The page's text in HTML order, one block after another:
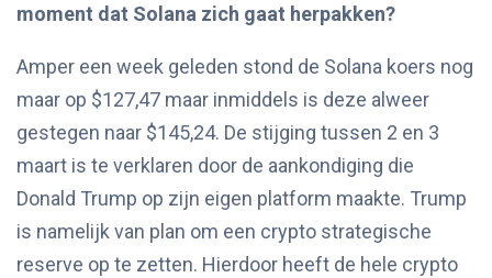
moment dat Solana zich gaat herpakken?
Amper een week geleden stond de Solana koers nog
maar op $127,47 maar inmiddels is deze alweer
gestegen naar $145,24. De stijging tussen 2 en 3
maart is te verklaren door de aankondiging die
Donald Trump op zijn eigen platform maakte. Trump
is namelijk van plan om een crypto strategische
reserve op te zetten. Hierdoor heeft de hele crypto